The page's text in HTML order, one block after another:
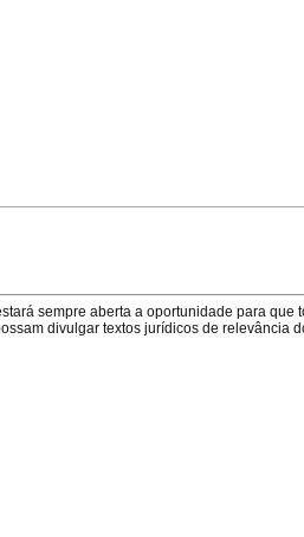
sempre aberta a oportunidade para que
divulgar textos jurídicos de relevância